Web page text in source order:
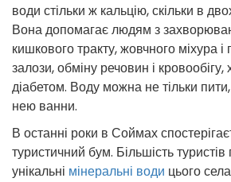
води стільки ж кальцію, скільки в
Вона допомагає людям з
кишкового тракту, жовчного міхура і
залози, обміну речовин і
діабетом. Воду можна не тільки
нею ванни.
В останні роки в Соймах
туристичний бум. Більшість
унікальні мінеральні води цього